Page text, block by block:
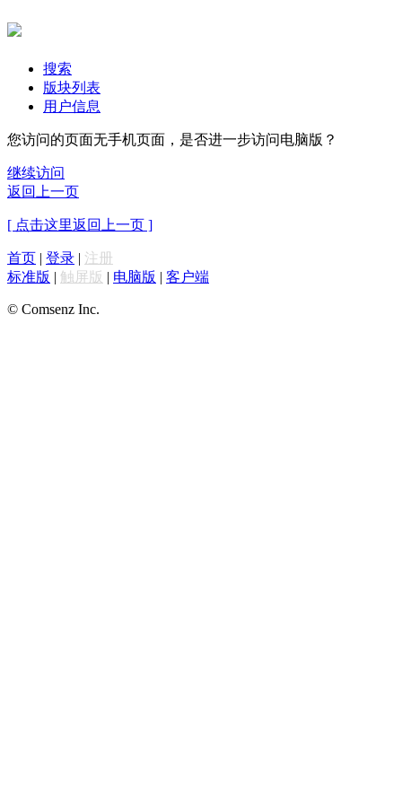
搜索
版块列表
用户信息
您访问的页面无手机页面，是否进一步访问电脑版？
继续访问
返回上一页
[ 点击这里返回上一页 ]
首页 | 登录 | 注册
标准版 | 触屏版 | 电脑版 | 客户端
© Comsenz Inc.